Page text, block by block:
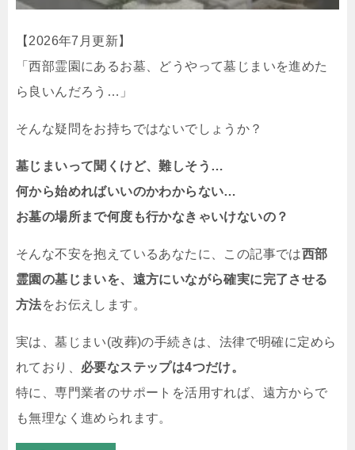
【2026年7月更新】
「西部霊園にあるお墓、どうやって墓じまいを進めた
ら良いんだろう…」
そんな疑問をお持ちではないでしょうか？
墓じまいって聞くけど、難しそう…
何から始めればいいのかわからない…
お墓の場所まで何度も行かなきゃいけないの？
そんな不安を抱えているあなたに、この記事では西部
霊園の墓じまいを、遠方にいながら確実に完了させる
方法をお伝えします。
実は、墓じまい(改葬)の手続きは、法律で明確に定めら
れており、 必要なステップは4つだけ。
特に、専門業者のサポートを活用すれば、遠方からで
も無理なく進められます。